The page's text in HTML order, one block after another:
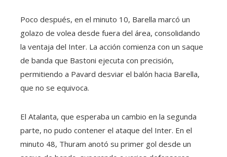
Poco después, en el minuto 10, Barella marcó un
golazo de volea desde fuera del área, consolidando
la ventaja del Inter. La acción comienza con un saque
de banda que Bastoni ejecuta con precisión,
permitiendo a Pavard desviar el balón hacia Barella,
que no se equivoca.
El Atalanta, que esperaba un cambio en la segunda
parte, no pudo contener el ataque del Inter. En el
minuto 48, Thuram anotó su primer gol desde un